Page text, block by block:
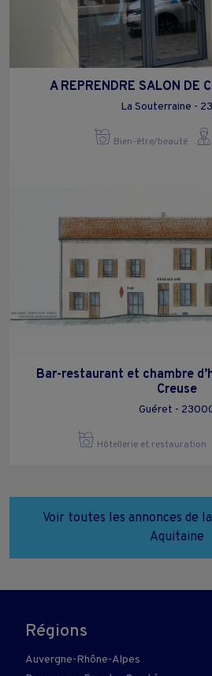
A REPRENDRE SALON DE
La Souterraine -
Bien-être/beauté
Bar-restaurant et chambre
Creuse
Guéret -
Hôtellerie et restauration
Voir toutes les annonces de
Aquitaine
Régions
Auvergne-Rhône-Alpes